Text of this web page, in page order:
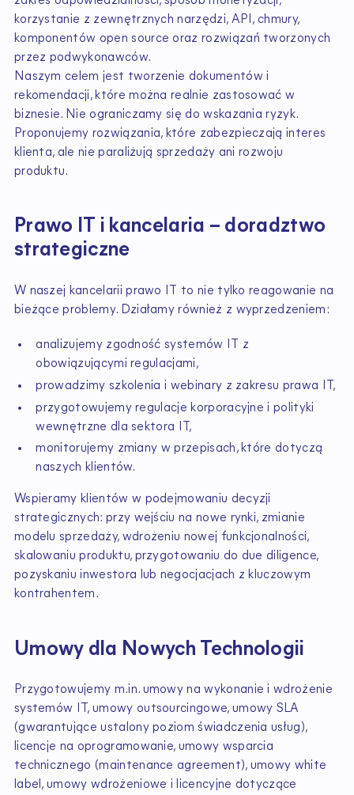
korzystanie z zewnętrznych narzędzi, API, chmury,
komponentów open source oraz rozwiązań tworzonych
przez podwykonawców.
Naszym celem jest tworzenie dokumentów i
rekomendacji, które można realnie zastosować w
biznesie. Nie ograniczamy się do wskazania ryzyk.
Proponujemy rozwiązania, które zabezpieczają interes
klienta, ale nie paraliżują sprzedaży ani rozwoju
produktu.
Prawo IT i kancelaria – doradztwo
strategiczne
W naszej kancelarii prawo IT to nie tylko reagowanie na
bieżące problemy. Działamy również z wyprzedzeniem:
analizujemy zgodność systemów IT z
obowiązującymi regulacjami,
prowadzimy szkolenia i webinary z zakresu prawa IT,
przygotowujemy regulacje korporacyjne i polityki
wewnętrzne dla sektora IT,
monitorujemy zmiany w przepisach, które dotyczą
naszych klientów.
Wspieramy klientów w podejmowaniu decyzji
strategicznych: przy wejściu na nowe rynki, zmianie
modelu sprzedaży, wdrożeniu nowej funkcjonalności,
skalowaniu produktu, przygotowaniu do due diligence,
pozyskaniu inwestora lub negocjacjach z kluczowym
kontrahentem.
Umowy dla Nowych Technologii
Przygotowujemy m.in. umowy na wykonanie i wdrożenie
systemów IT, umowy outsourcingowe, umowy SLA
(gwarantujące ustalony poziom świadczenia usług),
licencje na oprogramowanie, umowy wsparcia
technicznego (maintenance agreement), umowy white
label, umowy wdrożeniowe i licencyjne dotyczące